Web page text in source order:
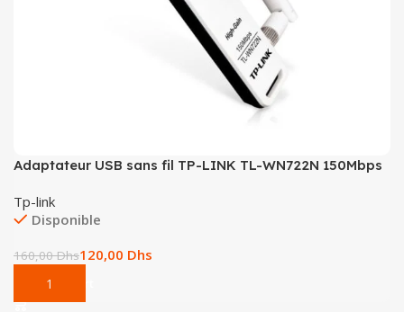
Adaptateur USB sans fil TP-LINK TL-WN722N 150Mbps
Tp-link
Disponible
160,00Dhs120,00 Dhs
Add To Cart